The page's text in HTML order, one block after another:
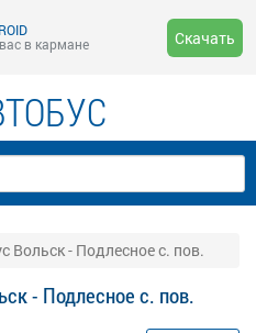
в кармане
Скачать
Вольск - Подлесное с. пов.
- Подлесное с. пов.